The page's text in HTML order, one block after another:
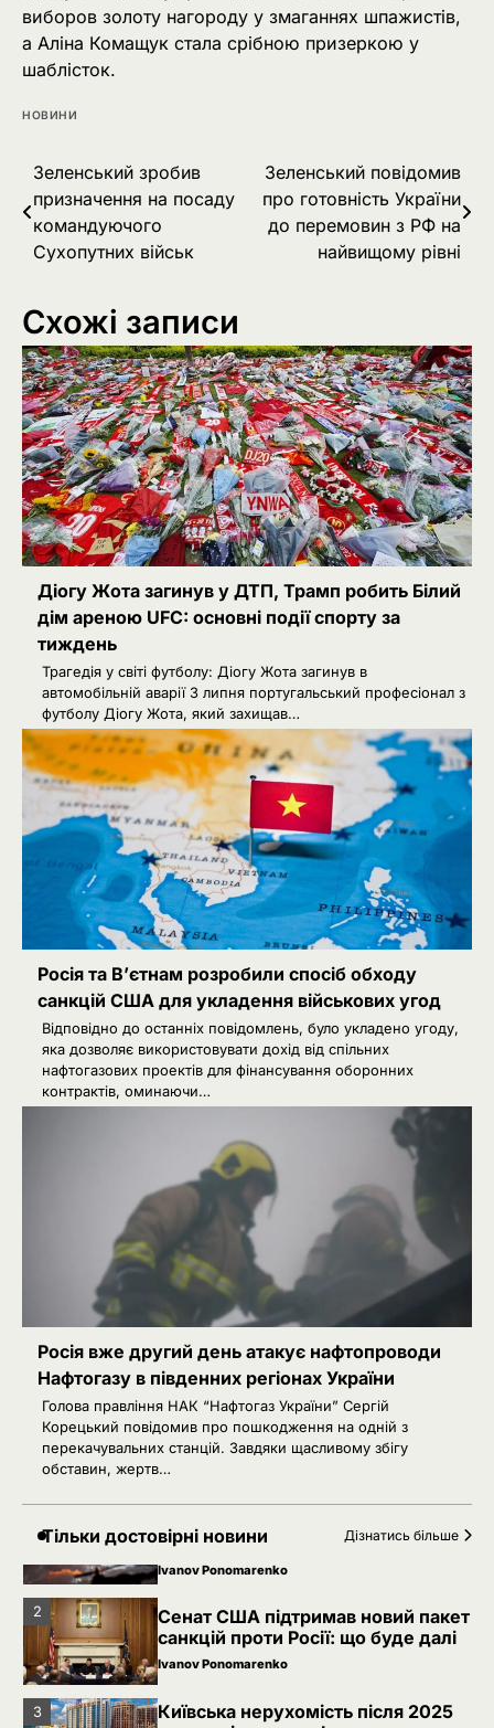
виборов золоту нагороду у змаганнях шпажистів,
а Аліна Комащук стала срібною призеркою у
шаблісток.
НОВИНИ
Навігація
записів
Зеленський зробив
призначення на посаду
командуючого
Сухопутних військ
Зеленський повідомив
про готовність України
до перемовин з РФ на
найвищому рівні
Схожі записи
Діогу Жота загинув у ДТП, Трамп робить Білий
дім ареною UFC: основні події спорту за
тиждень
Трагедія у світі футболу: Діогу Жота загинув в
автомобільній аварії 3 липня португальський професіонал з
футболу Діогу Жота, який захищав…
Росія та В’єтнам розробили спосіб обходу
санкцій США для укладення військових угод
Відповідно до останніх повідомлень, було укладено угоду,
яка дозволяє використовувати дохід від спільних
нафтогазових проектів для фінансування оборонних
контрактів, оминаючи…
Росія вже другий день атакує нафтопроводи
Нафтогазу в південних регіонах України
Голова правління НАК “Нафтогаз України” Сергій
Корецький повідомив про пошкодження на одній з
перекачувальних станцій. Завдяки щасливому збігу
обставин, жертв…
Тільки достовірні новини Дізнатись більше
Сенат США підтримав новий пакет
санкцій проти Росії: що буде далі
Ivanov Ponomarenko
Київська нерухомість після 2025
року: які проєкти формують новий
вигляд столиці
Ivanov Ponomarenko
4
РФ готує удари по НАТО
українськими дронами
Розумна Марина
РФ знеструмила Херсон: коли
повернуть світло в оселі
Розумна Марина
над військовою базою Німеччини,
де ремонтують Patriot
Ivanov Ponomarenko
2
Сенат США підтримав новий пакет
санкцій проти Росії: що буде далі
Ivanov Ponomarenko
3
Київська нерухомість після 2025